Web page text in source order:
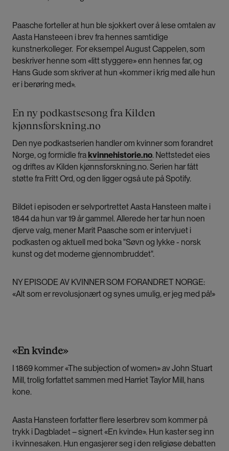
Paasche forteller at hun ble sjokkert over å lese omtalen av
Aasta Hansteeen i brev fra hennes samtidige
kunstnerkolleger. For eksempel August Cappelen, som
beskriver henne som «litt styggere» enn hennes far, og
Hans Gude som skriver at hun «kommer i krig med alle hun
er i berøring med».
En ny podkastsesong fra Kilden
kjønnsforskning.no
Den nye podkastserien handler om kvinner som forandret
Norge, og formidle frakvinnehistorie.no. Nettstedet eies
og driftes av Kilden kjønnsforskning.no. Serien har fått
støtte fra Fritt Ord, og den ligger også ute på Spotify.
Bildet i episoden er selvportrettet Aasta Hansteen malte i
1844 da hun var 19 år gammel. Allerede her tar hun noen
djerve valg, mener Marit Paasche som er intervjuet i
podkasten og aktuell med boka "Søvn og lykke - norsk
kunst og det moderne gjennombruddet".
NY EPISODE AV KVINNER SOM FORANDRET NORGE:
«Alt som er revolusjonært og synes umulig, er jeg med på!»
«En kvinde»
I 1869 kommer «The subjection of women» av John Stuart
Mill, trolig forfattet sammen med Harriet Taylor Mill, hans
kone.
Aasta Hansteen forfatter flere leserbrev som kommer på
trykk i Dagbladet – signert «En kvinde». Hun kaster seg inn
i kvinnesaken. Hun engasjerer seg i den religiøse debatten